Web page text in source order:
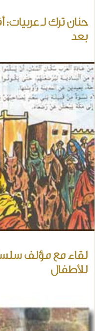
حنان ترك لـ
بعد
لقاء مع مؤلف
للأطفال